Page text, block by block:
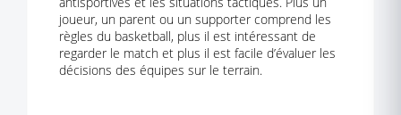
joueur, un parent ou un supporter comprend les
règles du basketball, plus il est intéressant de
regarder le match et plus il est facile d’évaluer les
décisions des équipes sur le terrain.